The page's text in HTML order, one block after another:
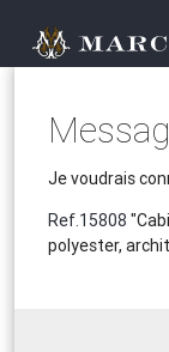
Je voudrais
Ref.15808
polyester,